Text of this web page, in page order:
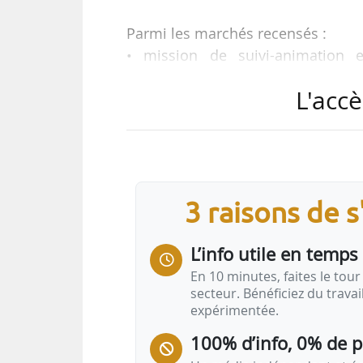
Parmi les marchés recensés :
• mission de suivi-animation
• marché de maîtrise
• AMI relatif à la
Saint-Étienne Métropole ;
3 raisons de
L’info utile en
En 10 minutes, faites le tour
secteur. Bénéficiez du
expérimentée.
100% d’info, 0% de